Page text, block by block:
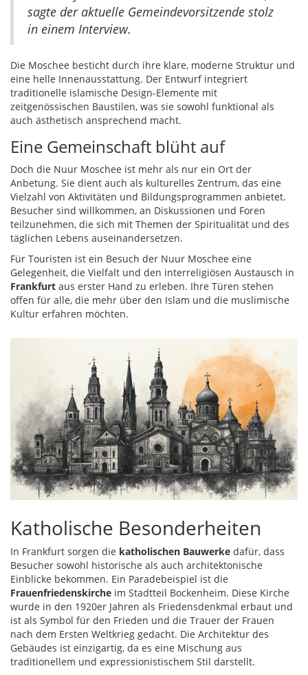
sagte der aktuelle Gemeindevorsitzende stolz
in einem Interview.
Die Moschee besticht durch ihre klare, moderne Struktur und
eine helle Innenausstattung. Der Entwurf integriert
traditionelle islamische Design-Elemente mit
zeitgenössischen Baustilen, was sie sowohl funktional als
auch ästhetisch ansprechend macht.
Eine Gemeinschaft blüht auf
Doch die Nuur Moschee ist mehr als nur ein Ort der
Anbetung. Sie dient auch als kulturelles Zentrum, das eine
Vielzahl von Aktivitäten und Bildungsprogrammen anbietet.
Besucher sind willkommen, an Diskussionen und Foren
teilzunehmen, die sich mit Themen der Spiritualität und des
täglichen Lebens auseinandersetzen.
Für Touristen ist ein Besuch der Nuur Moschee eine
Gelegenheit, die Vielfalt und den interreligiösen Austausch in
Frankfurt aus erster Hand zu erleben. Ihre Türen stehen
offen für alle, die mehr über den Islam und die muslimische
Kultur erfahren möchten.
Katholische Besonderheiten
In Frankfurt sorgen die katholischen Bauwerke dafür, dass
Besucher sowohl historische als auch architektonische
Einblicke bekommen. Ein Paradebeispiel ist die
Frauenfriedenskirche im Stadtteil Bockenheim. Diese Kirche
wurde in den 1920er Jahren als Friedensdenkmal erbaut und
ist als Symbol für den Frieden und die Trauer der Frauen
nach dem Ersten Weltkrieg gedacht. Die Architektur des
Gebäudes ist einzigartig, da es eine Mischung aus
traditionellem und expressionistischem Stil darstellt.